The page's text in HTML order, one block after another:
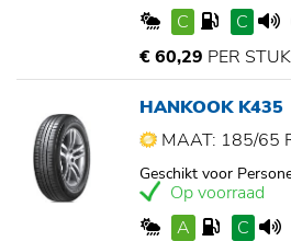
C
C
€ 60,29 PER STUK
HANKOOK K435
MAAT: 185/65
Geschikt voor
Op voorraad
A
C